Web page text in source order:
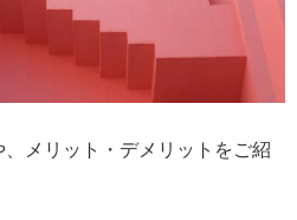
メリット・デメリットをご紹